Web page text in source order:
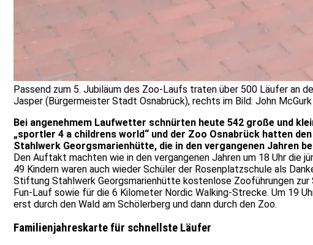
Passend zum 5. Jubiläum des Zoo-Laufs traten über 500 Läufer an
Jasper (Bürgermeister Stadt Osnabrück), rechts im Bild: John
Bei angenehmem Laufwetter schnürten heute 542 große und
„sportler 4 a childrens world“ und der Zoo Osnabrück hatten
Stahlwerk Georgsmarienhütte, die in den vergangenen Jahren
Den Auftakt machten wie in den vergangenen Jahren um 18 Uhr die
49 Kindern waren auch wieder Schüler der Rosenplatzschule als
Stiftung Stahlwerk Georgsmarienhütte kostenlose Zooführungen
Fun-Lauf sowie für die 6 Kilometer Nordic Walking-Strecke. Um 19
erst durch den Wald am Schölerberg und dann durch den Zoo.
Familienjahreskarte für schnellste Läufer